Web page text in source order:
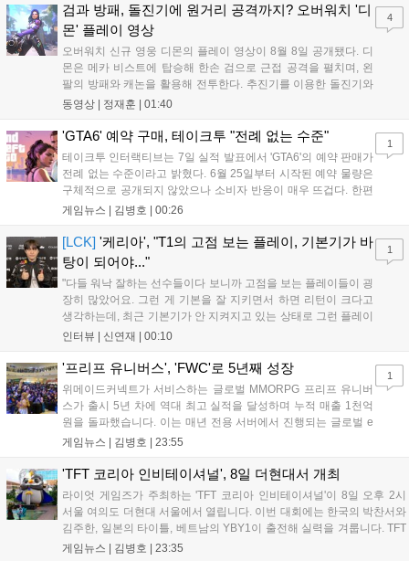
하는 몰입감 있는 서사와 조합을 구현하며 시리즈의 미래를 향한
새로운 가능성을 제시했다....
검과 방패, 돌진기에 원거리 공격까지? 오버워치 '디
몬' 플레이 영상
오버워치 신규 영웅 디몬의 플레이 영상이 8월 8일 공개됐다. 디
몬은 메카 비스트에 탑승해 한손 검으로 근접 공격을 펼치며, 왼
팔의 방패와 캐논을 활용해 전투한다. 추진기를 이용한 돌진기와
참격 형태의 궁극기를 보유했고, 메카 파괴 시 맨몸으로 기관총을
산의 영웅들 업데이트를 통해 정식 출시될 예정이다....
동영상 | 정재훈 01:40
4
'GTA6' 예약 구매, 테이크투 "전례 없는 수준"
테이크투 인터랙티브는 7일 실적 발표에서 'GTA6'의 예약 판매가
전례 없는 수준이라고 밝혔다. 6월 25일부터 시작된 예약 물량은
구체적으로 공개되지 않았으나 소비자 반응이 매우 뜨겁다. 한편
11월 19일 PS5와 Xbox 시리즈 X|S로 정식 출시될 예정이며, 록
상 'Grand Theft Auto VI: An Extended Look'을 최초 공개할 계획
이다....
게임뉴스 | 김병호 00:26
1
[LCK] '케리아', "T1의 고점 보는 플레이, 기본기가 바
탕이 되어야..."
"다들 워낙 잘하는 선수들이다 보니까 고점을 보는 플레이들이 굉
장히 많았어요. 그런 게 기본을 잘 지키면서 하면 리턴이 크다고
생각하는데, 최근 기본기가 안 지켜지고 있는 상태로 그런 플레이
를 추구하다 보니까 팀적으로 안 좋은 사고가 계속 많이 났던 것
LoL 챔피언스 코리아(LCK)'...
인터뷰 | 신연재 00:10
1
'프리프 유니버스', 'FWC'로 5년째 성장
위메이드커넥트가 서비스하는 글로벌 MMORPG 프리프 유니버
스가 출시 5년 차에 역대 최고 실적을 달성하며 누적 매출 1천억
원을 돌파했습니다. 이는 매년 전용 서버에서 진행되는 글로벌 e
스포츠 대회 FWC의 영향이 큽니다. FWC는 이용자가 동일한 조
은 전년 대비 매출과 이용자 지표가 대폭 상승하는 성과를 냈습니
다. 오는 10월 필리핀 마닐라에서 총상금 11만 달러 규모의 제4회
FWC 그랜드 파이널이 개최될 예정이며, 위메이드커넥트는 이를
통해 커뮤니티 중심의 장기 성장 모델을 지속할 방침입니다....
게임뉴스 | 김병호 23:55
1
'TFT 코리아 인비테이셔널', 8일 더현대서 개최
라이엇 게임즈가 주최하는 'TFT 코리아 인비테이셔널'이 8일 오후 2시
서울 여의도 더현대 서울에서 열립니다. 이번 대회에는 한국의 박찬서와
김주한, 일본의 타이틀, 베트남의 YBY1이 출전해 실력을 겨룹니다. TFT
는 소속팀 없이 개인 자격으로 참가하는 독특한 대회 구조를 가지며, 누
게임뉴스 | 김병호 23:35